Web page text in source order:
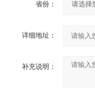
省份：
详细地址：
补充说明：